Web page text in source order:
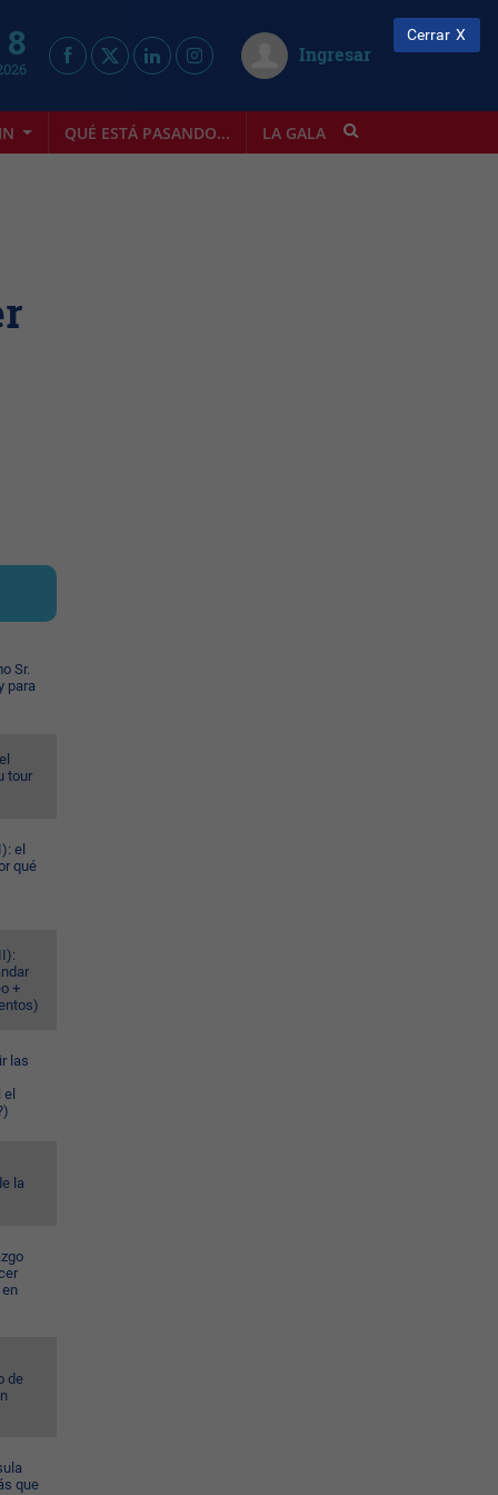
Ingresar
QUÉ ESTÁ PASANDO... LA GALA INFOSTYLE
Sr.
para
tour
el
qué
+
las
la
de
que
Cerrar